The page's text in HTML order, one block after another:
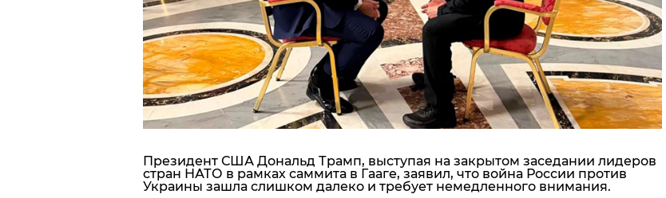
Президент США Дональд Трамп, выступая на закрытом заседании лидеров
стран НАТО в рамках саммита в Гааге, заявил, что война России против
Украины зашла слишком далеко и требует немедленного внимания.